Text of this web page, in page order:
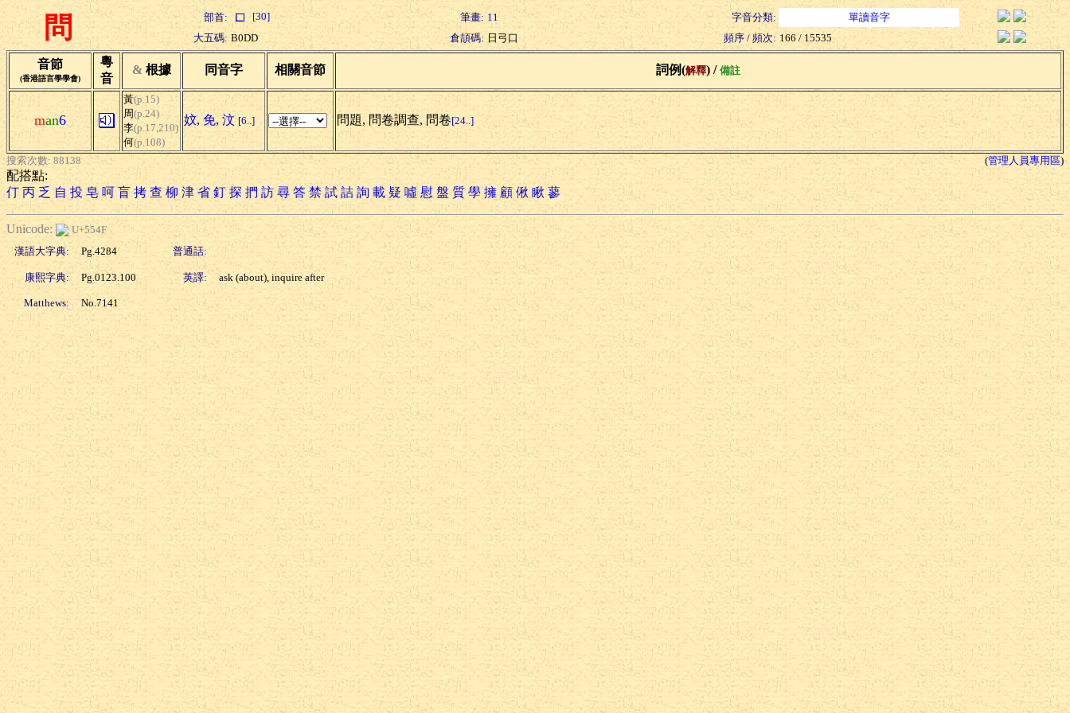
問 部首: [30] 筆畫: 11 字音分類:
單讀音字
大五碼: B0DD 倉頡碼: 日弓口 頻序 / 頻次: 166 / 15535
音節
(香港語言學學會)
粵
音
& 根據 同音字 相關音節 詞例(解釋) / 備註
man6
黃(p.15)
周(p.24)
李(p.17,210)
何(p.108)
妏, 免, 汶 [6..] 問題, 問卷調查, 問卷[24..]
搜索次數: 88138 (管理人員專用區)
配搭點:
仃 丙 乏 自 投 皂 呵 盲 拷 查 柳 津 省 釘 探 捫 訪 尋 答 禁 試 詰 詢 載 疑 噓 慰 盤 質 學 擁 顧 偢 瞅 蓼
Unicode:
U+554F
漢語大字典:
Pg.4284 普通話:
康熙字典: Pg.0123.100 英譯: ask (about), inquire after
Matthews: No.7141